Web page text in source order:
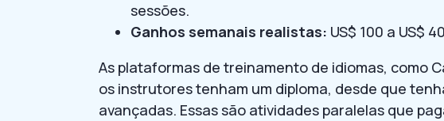
sessões.
Ganhos semanais realistas: US$ 100 a US$
As plataformas de treinamento de idiomas, como
os instrutores tenham um diploma, desde que
avançadas. Essas são atividades paralelas que